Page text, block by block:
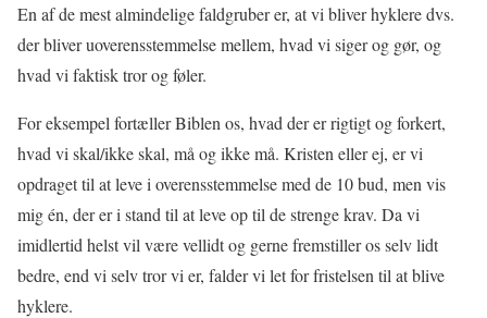
En af de mest almindelige faldgruber er, at vi bliver hyklere dvs.
der bliver uoverensstemmelse mellem, hvad vi siger og gør, og
hvad vi faktisk tror og føler.
For eksempel fortæller Biblen os, hvad der er rigtigt og forkert,
hvad vi skal/ikke skal, må og ikke må. Kristen eller ej, er vi
opdraget til at leve i overensstemmelse med de 10 bud, men vis
mig én, der er i stand til at leve op til de strenge krav. Da vi
imidlertid helst vil være vellidt og gerne fremstiller os selv lidt
bedre, end vi selv tror vi er, falder vi let for fristelsen til at blive
hyklere.